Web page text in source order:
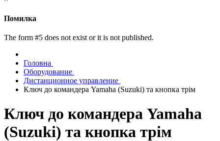
Помилка
The form #5 does not exist or it is not published.
Головна
Оборудование
Дистанционное управление
Ключ до командера Yamaha (Suzuki) та кнопка трім
Ключ до командера Yamaha
(Suzuki) та кнопка трім